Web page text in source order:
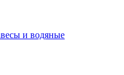
и водяные